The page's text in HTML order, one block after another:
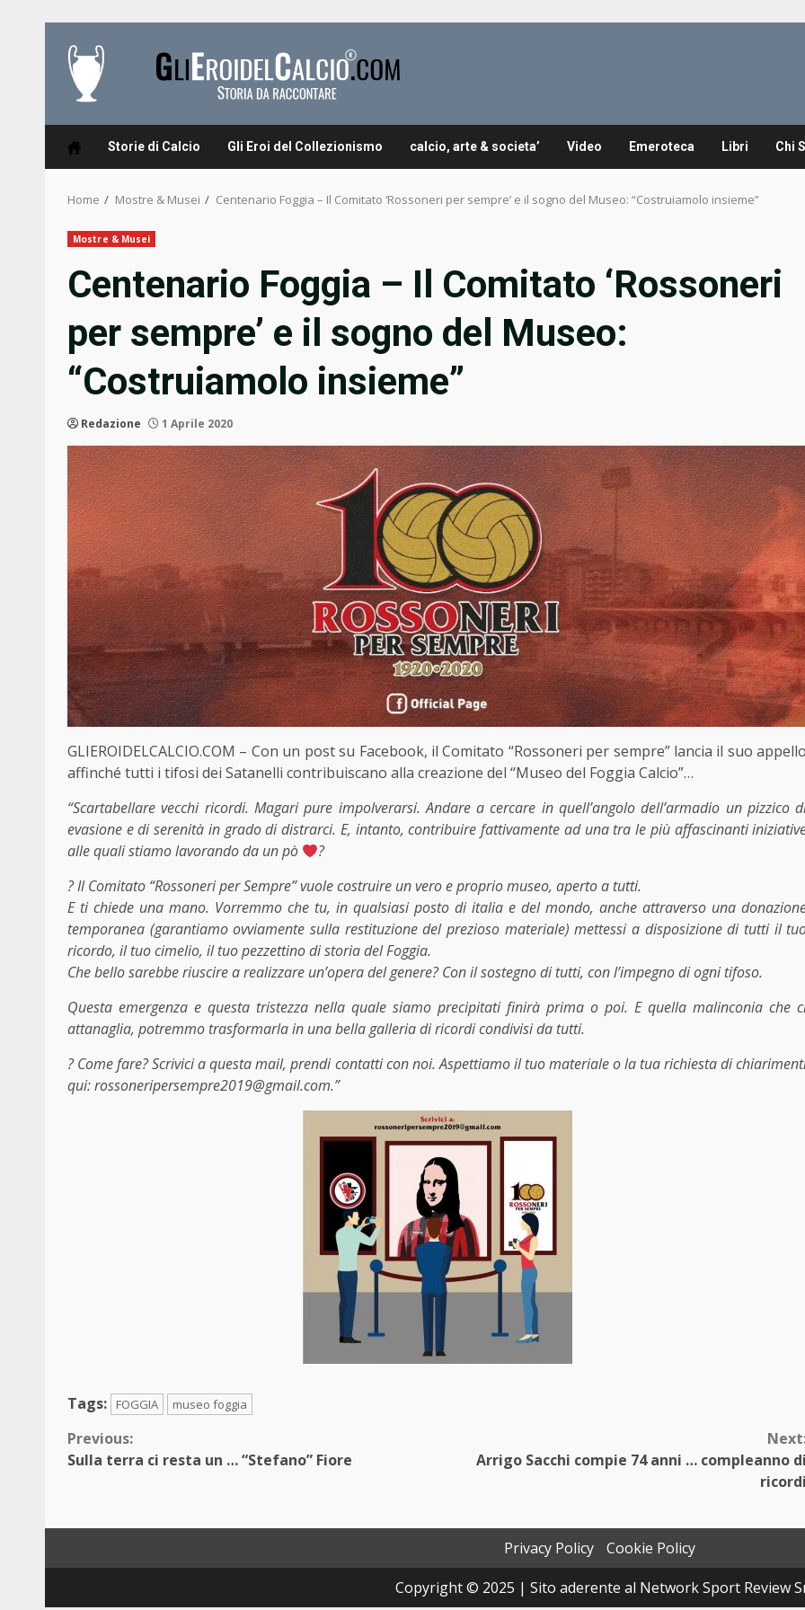
content
Storie di Calcio Gli Eroi del Collezionismo calcio, arte & societa’ Video Emeroteca Libri Chi
Home Mostre & Musei Centenario Foggia – Il Comitato ‘Rossoneri per sempre’ e il sogno del Museo: “Costruiamolo insieme”
Mostre & Musei
Centenario Foggia – Il Comitato ‘Rossoneri
per sempre’ e il sogno del Museo:
“Costruiamolo insieme”
Redazione 1 Aprile 2020
GLIEROIDELCALCIO.COM – Con un post su Facebook, il Comitato “Rossoneri per sempre” lancia il suo appello
affinché tutti i tifosi dei Satanelli contribuiscano alla creazione del “Museo del Foggia Calcio”…
“Scartabellare vecchi ricordi. Magari pure impolverarsi. Andare a cercare in quell’angolo dell’armadio un pizzico
evasione e di serenità in grado di distrarci. E, intanto, contribuire fattivamente ad una tra le più affascinanti
alle quali stiamo lavorando da un pò
?
?Il Comitato “Rossoneri per Sempre” vuole costruire un vero e proprio museo, aperto a tutti.
E ti chiede una mano. Vorremmo che tu, in qualsiasi posto di italia e del mondo, anche attraverso una d
temporanea (garantiamo ovviamente sulla restituzione del prezioso materiale) mettessi a disposizione di tutti il
ricordo, il tuo cimelio, il tuo pezzettino di storia del Foggia.
Che bello sarebbe riuscire a realizzare un’opera del genere? Con il sostegno di tutti, con l’impegno di ogni tifoso.
Questa emergenza e questa tristezza nella quale siamo precipitati finirà prima o poi. E quella malinconia che
attanaglia, potremmo trasformarla in una bella galleria di ricordi condivisi da tutti.
?Come fare? Scrivici a questa mail, prendi contatti con noi. Aspettiamo il tuo materiale o la tua richiesta di
qui: rossoneripersempre2019@gmail.com.”
Tags: FOGGIA museo foggia
Continue
Previous:
Sulla terra ci resta un … “Stefano” Fiore
Arrigo Sacchi compie 74 anni … compleanno di
ricordi
Privacy Policy
Cookie Policy
Copyright © 2025 | Sito aderente al Network Sport Review